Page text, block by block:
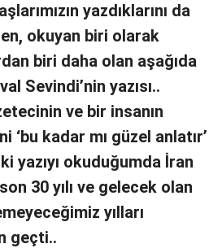
yazdıklarını da
okuyan biri olarak
biri daha olan aşağıda
Sevindi’nin yazısı..
ve bir insanın
kadar mı güzel anlatır’
yazıyı okuduğumda İran
30 yılı ve gelecek olan
yılları
geçti..